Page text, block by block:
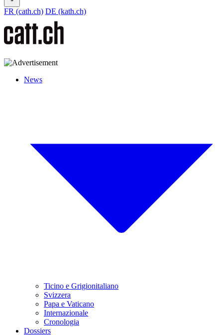
FR (cath.ch) DE (kath.ch)
News
Ticino e Grigionitaliano
Svizzera
Papa e Vaticano
Internazionale
Cronologia
Dossiers